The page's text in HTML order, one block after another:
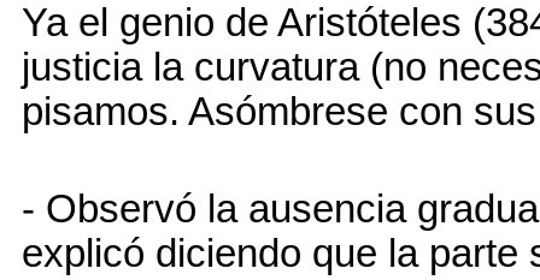
Ya el genio de Aristóteles
justicia la curvatura (no
pisamos. Asómbrese con
- Observó la ausencia
explicó diciendo que la parte